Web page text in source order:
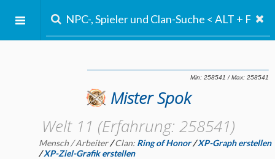
Mister Spok
Welt 11 (Erfahrung: 258541)
Mensch / Arbeiter/Clan: Ring of Honor /XP-Graph erstellen
/XP-Ziel-Grafik erstellen